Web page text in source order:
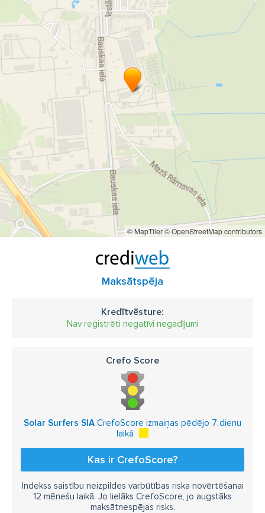
dyness akumulatori
dyness
livoltek invertori
livoltek hibrīdinvertori
hibrīdinvertori
aiko aiko saules paneļi
bisol saules paneļi
ja solar paneļi
jinko paneļi
enerģijas uzkrāšana
© MapTiler© OpenStreetMap contributors
Maksātspēja
Kredītvēsture:
Nav reģistrēti negatīvi negadījumi
Crefo Score
Solar Surfers SIA CrefoScore izmaiņas pēdējo 7 dienu
laikā
Kas ir CrefoScore?
Indekss saistību neizpildes varbūtības riska novērtēšanai
12 mēnešu laikā. Jo lielāks CrefoScore, jo augstāks
maksātnespējas risks.